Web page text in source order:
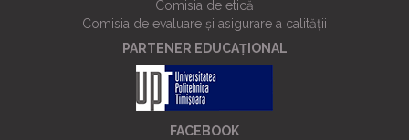
Comisia de etică
Comisia de evaluare și asigurare a calității
PARTENER EDUCAȚIONAL
FACEBOOK